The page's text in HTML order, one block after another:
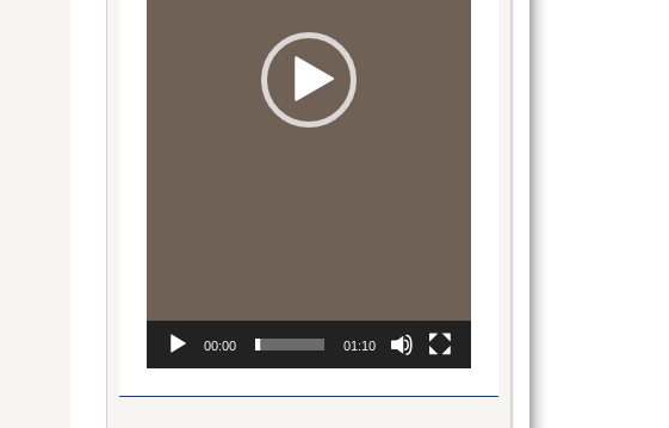
00:00 01:10